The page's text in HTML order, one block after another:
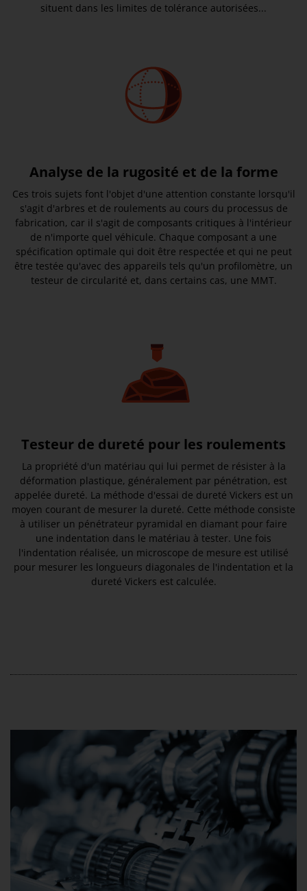
situent dans les limites de tolérance autorisées...
Analyse de la rugosité et de la forme
Ces trois sujets font l'objet d'une attention constante lorsqu'il
s'agit d'arbres et de roulements au cours du processus de
fabrication, car il s'agit de composants critiques à l'intérieur
de n'importe quel véhicule. Chaque composant a une
spécification optimale qui doit être respectée et qui ne peut
être testée qu'avec des appareils tels qu'un profilomètre, un
testeur de circularité et, dans certains cas, une MMT.
Testeur de dureté pour les roulements
La propriété d'un matériau qui lui permet de résister à la
déformation plastique, généralement par pénétration, est
appelée dureté. La méthode d'essai de dureté Vickers est un
moyen courant de mesurer la dureté. Cette méthode consiste
à utiliser un pénétrateur pyramidal en diamant pour faire
une indentation dans le matériau à tester. Une fois
l'indentation réalisée, un microscope de mesure est utilisé
pour mesurer les longueurs diagonales de l'indentation et la
dureté Vickers est calculée.